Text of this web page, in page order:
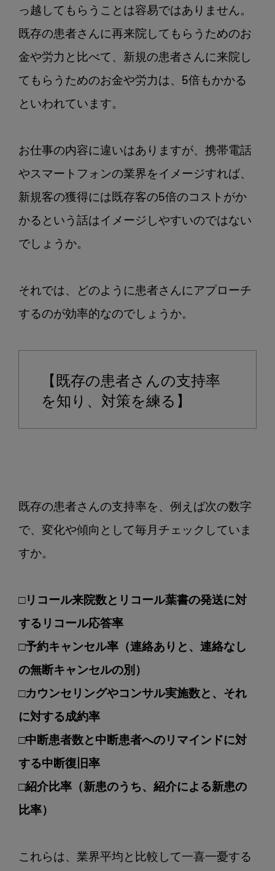
す”方
っ越してもらうことは容易ではありません。
既存の患者さんに再来院してもらうためのお
金や労力と比べて、新規の患者さんに来院し
てもらうためのお金や労力は、5倍もかかる
といわれています。
お仕事の内容に違いはありますが、携帯電話
やスマートフォンの業界をイメージすれば、
新規客の獲得には既存客の5倍のコストがか
かるという話はイメージしやすいのではない
でしょうか。
それでは、どのように患者さんにアプローチ
するのが効率的なのでしょうか。
【既存の患者さんの支持率
を知り、対策を練る】
既存の患者さんの支持率を、例えば次の数字
で、変化や傾向として毎月チェックしていま
すか。
□リコール来院数とリコール葉書の発送に対
するリコール応答率
□予約キャンセル率（連絡ありと、連絡なし
の無断キャンセルの別）
□カウンセリングやコンサル実施数と、それ
に対する成約率
□中断患者数と中断患者へのリマインドに対
する中断復旧率
□紹介比率（新患のうち、紹介による新患の
比率）
これらは、業界平均と比較して一喜一憂する